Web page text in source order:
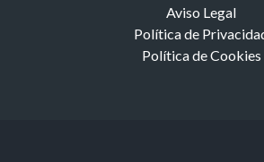
Aviso Legal
Política de
Política de Cookies